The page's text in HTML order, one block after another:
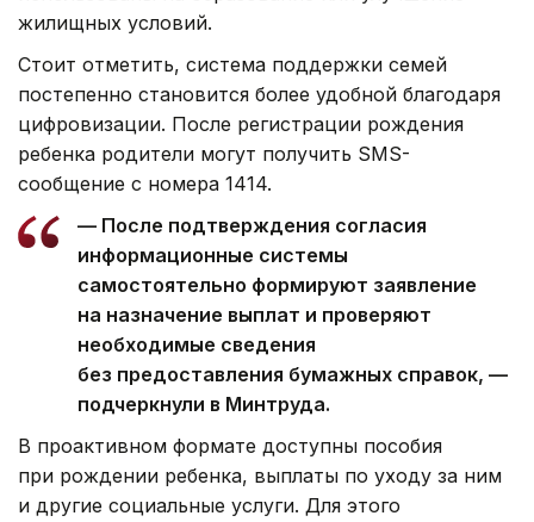
жилищных условий.
Стоит отметить, система поддержки семей
постепенно становится более удобной благодаря
цифровизации. После регистрации рождения
ребенка родители могут получить SMS-
сообщение с номера 1414.
— После подтверждения согласия
информационные системы
самостоятельно формируют заявление
на назначение выплат и проверяют
необходимые сведения
без предоставления бумажных справок, —
подчеркнули в Минтруда.
В проактивном формате доступны пособия
при рождении ребенка, выплаты по уходу за ним
и другие социальные услуги. Для этого